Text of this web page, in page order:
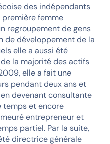
des indépendants
femme
regroupement de gens
de développement de la
elle a aussi été
la majorité des actifs
elle a fait une
pendant deux ans et
devenant consultante
temps et encore
entrepreneur et
partiel. Par la suite,
directrice générale